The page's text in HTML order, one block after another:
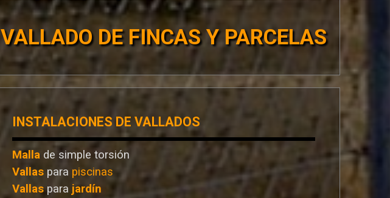
VALLADO DE FINCAS Y PARCELAS
INSTALACIONES DE VALLADOS
Malla de simple torsión
Vallas para piscinas
Vallaspara jardín